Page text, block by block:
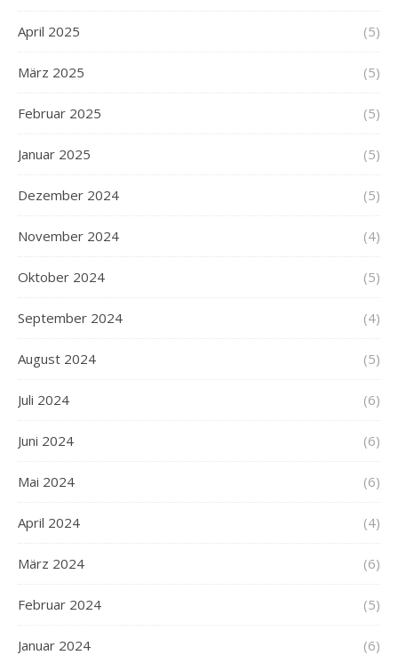
April 2025 (5)
März 2025 (5)
Februar 2025 (5)
Januar 2025 (5)
Dezember 2024 (5)
November 2024 (4)
Oktober 2024 (5)
September 2024 (4)
August 2024 (5)
Juli 2024 (6)
Juni 2024 (6)
Mai 2024 (6)
April 2024 (4)
März 2024 (6)
Februar 2024 (5)
Januar 2024 (6)